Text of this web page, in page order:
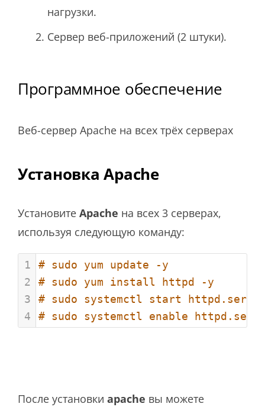
нагрузки.
Сервер веб-приложений (2 штуки).
Программное обеспечение
Веб-сервер Apache на всех трёх серверах
Установка Apache
Установите Apache на всех 3 серверах,
используя следующую команду:
1
# sudo yum update -y
2
# sudo yum install httpd -y
3
# sudo systemctl start
4
# sudo systemctl enable
После установки apache вы можете